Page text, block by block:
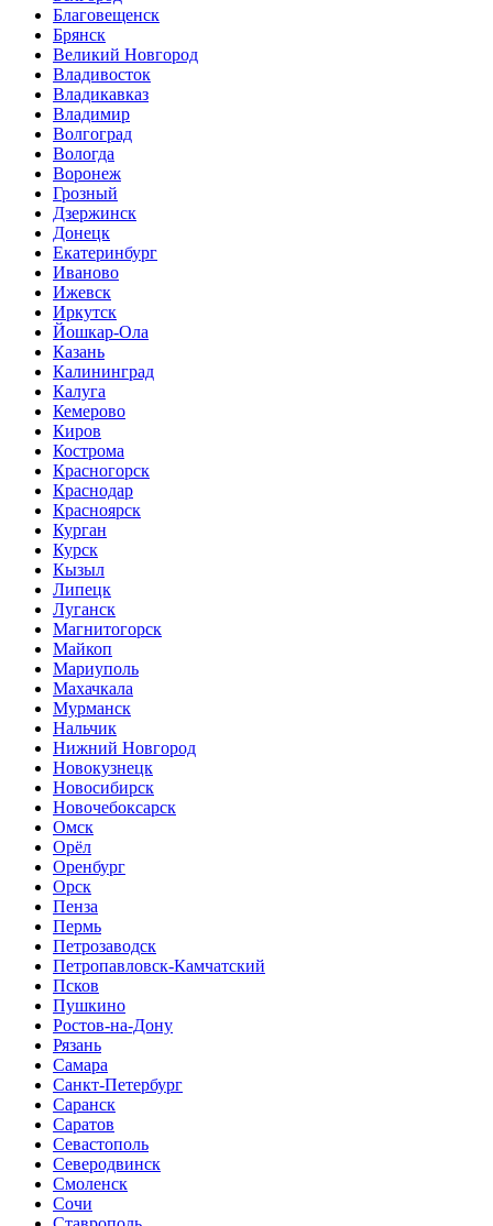
Благовещенск
Брянск
Великий Новгород
Владивосток
Владикавказ
Владимир
Волгоград
Вологда
Воронеж
Грозный
Дзержинск
Донецк
Екатеринбург
Иваново
Ижевск
Иркутск
Йошкар-Ола
Казань
Калининград
Калуга
Кемерово
Киров
Кострома
Красногорск
Краснодар
Красноярск
Курган
Курск
Кызыл
Липецк
Луганск
Магнитогорск
Майкоп
Мариуполь
Махачкала
Мурманск
Нальчик
Нижний Новгород
Новокузнецк
Новосибирск
Новочебоксарск
Омск
Орёл
Оренбург
Орск
Пенза
Пермь
Петрозаводск
Петропавловск-Камчатский
Псков
Пушкино
Ростов-на-Дону
Рязань
Самара
Санкт-Петербург
Саранск
Саратов
Севастополь
Северодвинск
Смоленск
Сочи